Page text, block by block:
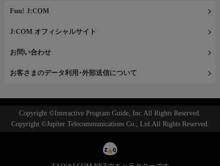
Fun! J:COM
J:COM オフィシャルサイト
お問い合わせ
お客さまのデータ利用･外部送信について
Copyright ©Interactive Program Guide, Inc.All Rights Reserved.
Copyright ©Jupiter Telecommunications Co., Ltd.All Rights Reserved.